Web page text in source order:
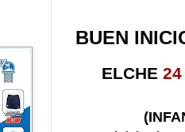
BUEN
ELCHE 24